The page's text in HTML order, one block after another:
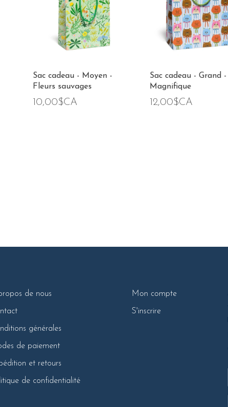
Sac cadeau - Moyen -
Fleurs sauvages
10,00$CA
Sac cadeau - Grand -
Magnifique
12,00$CA
de nous
générales
de paiement
et retours
de confidentialité
Mon compte
S'inscrire